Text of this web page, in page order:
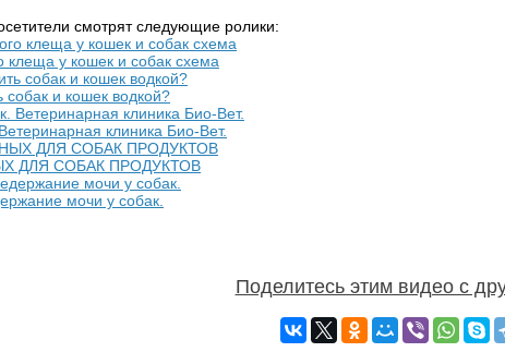
смотрят следующие ролики:
клеща у кошек и собак схема
собак и кошек водкой?
клиника Био-Вет.
ДЛЯ СОБАК ПРОДУКТОВ
мочи у собак.
Поделитесь этим видео с